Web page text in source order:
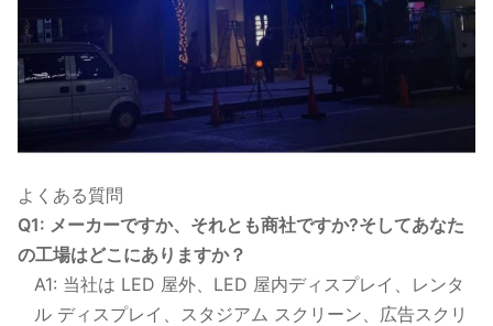
よくある質問
Q1: メーカーですか、それとも商社ですか?そしてあなた
の工場はどこにありますか？
A1: 当社は LED 屋外、LED 屋内ディスプレイ、レンタ
ル ディスプレイ、スタジアム スクリーン、広告スクリ